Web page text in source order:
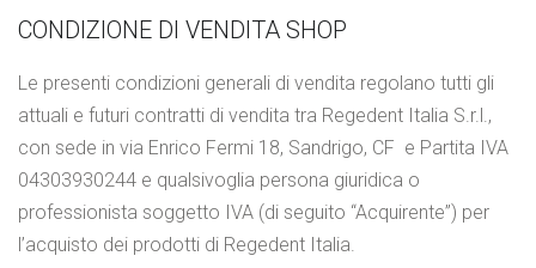
CONDIZIONE DI VENDITA SHOP
Le presenti condizioni generali di vendita regolano tutti gli
attuali e futuri contratti di vendita tra Regedent Italia S.r.l.,
con sede in via Enrico Fermi 18, Sandrigo, CF e Partita IVA
04303930244 e qualsivoglia persona giuridica o
professionista soggetto IVA (di seguito “Acquirente”) per
l’acquisto dei prodotti di Regedent Italia.